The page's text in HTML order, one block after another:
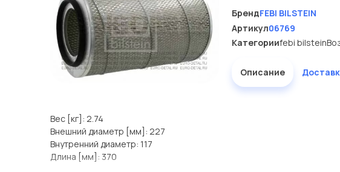
БрендFEBI BILSTEIN
Артикул06769
Категорииfebi bilstein
Описание
Вес [кг]: 2.74
Внешний диаметр [мм]: 227
Внутренний диаметр: 117
Длина [мм]: 370